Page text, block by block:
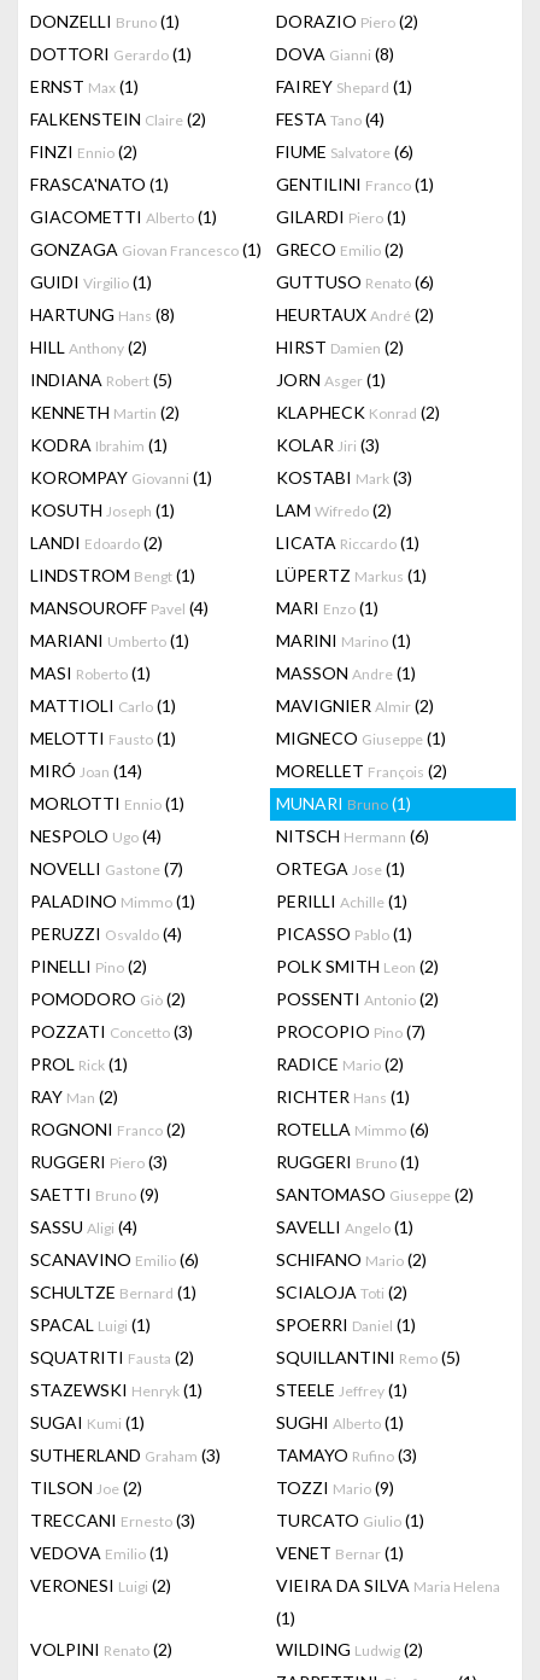
DONZELLI Bruno (1) DORAZIO Piero (2)
DOTTORI Gerardo (1) DOVA Gianni (8)
ERNST Max (1) FAIREY Shepard (1)
FALKENSTEIN Claire (2) FESTA Tano (4)
FINZI Ennio (2) FIUME Salvatore (6)
FRASCA'NATO (1) GENTILINI Franco (1)
GIACOMETTI Alberto (1) GILARDI Piero (1)
GONZAGA Giovan Francesco (1) GRECO Emilio (2)
GUIDI Virgilio (1) GUTTUSO Renato (6)
HARTUNG Hans (8) HEURTAUX André (2)
HILL Anthony (2) HIRST Damien (2)
INDIANA Robert (5) JORN Asger (1)
KENNETH Martin (2) KLAPHECK Konrad (2)
KODRA Ibrahim (1) KOLAR Jiri (3)
KOROMPAY Giovanni (1) KOSTABI Mark (3)
KOSUTH Joseph (1) LAM Wifredo (2)
LANDI Edoardo (2) LICATA Riccardo (1)
LINDSTROM Bengt (1) LÜPERTZ Markus (1)
MANSOUROFF Pavel (4) MARI Enzo (1)
MARIANI Umberto (1) MARINI Marino (1)
MASI Roberto (1) MASSON Andre (1)
MATTIOLI Carlo (1) MAVIGNIER Almir (2)
MELOTTI Fausto (1) MIGNECO Giuseppe (1)
MIRÓ Joan (14) MORELLET François (2)
MORLOTTI Ennio (1) MUNARI Bruno (1)
NESPOLO Ugo (4) NITSCH Hermann (6)
NOVELLI Gastone (7) ORTEGA Jose (1)
PALADINO Mimmo (1) PERILLI Achille (1)
PERUZZI Osvaldo (4) PICASSO Pablo (1)
PINELLI Pino (2) POLK SMITH Leon (2)
POMODORO Giò (2) POSSENTI Antonio (2)
POZZATI Concetto (3) PROCOPIO Pino (7)
PROL Rick (1) RADICE Mario (2)
RAY Man (2) RICHTER Hans (1)
ROGNONI Franco (2) ROTELLA Mimmo (6)
RUGGERI Piero (3) RUGGERI Bruno (1)
SAETTI Bruno (9) SANTOMASO Giuseppe (2)
SASSU Aligi (4) SAVELLI Angelo (1)
SCANAVINO Emilio (6) SCHIFANO Mario (2)
SCHULTZE Bernard (1) SCIALOJA Toti (2)
SPACAL Luigi (1) SPOERRI Daniel (1)
SQUATRITI Fausta (2) SQUILLANTINI Remo (5)
STAZEWSKI Henryk (1) STEELE Jeffrey (1)
SUGAI Kumi (1) SUGHI Alberto (1)
SUTHERLAND Graham (3) TAMAYO Rufino (3)
TILSON Joe (2) TOZZI Mario (9)
TRECCANI Ernesto (3) TURCATO Giulio (1)
VEDOVA Emilio (1) VENET Bernar (1)
VERONESI Luigi (2) VIEIRA DA SILVA Maria Helena
(1)
VOLPINI Renato (2) WILDING Ludwig (2)